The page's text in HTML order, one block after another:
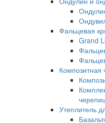
Фальцевая
Grand
Композитная
Утеплитель